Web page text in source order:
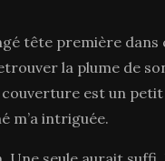
tête première
la plume de
couverture est un
m’a intriguée.